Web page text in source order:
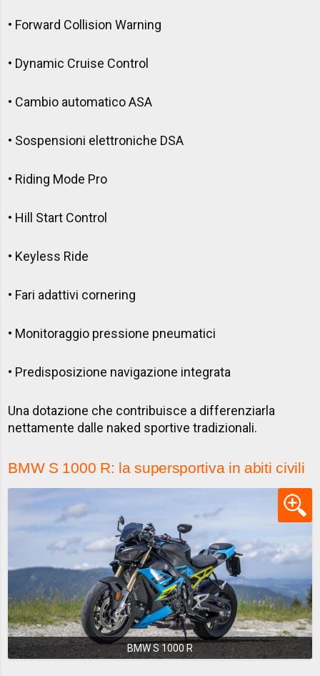
• Forward Collision Warning
• Dynamic Cruise Control
• Cambio automatico ASA
• Sospensioni elettroniche DSA
• Riding Mode Pro
• Hill Start Control
• Keyless Ride
• Fari adattivi cornering
• Monitoraggio pressione pneumatici
• Predisposizione navigazione integrata
Una dotazione che contribuisce a differenziarla
nettamente dalle naked sportive tradizionali.
BMW S 1000 R: la supersportiva in abiti civili
BMW S 1000 R